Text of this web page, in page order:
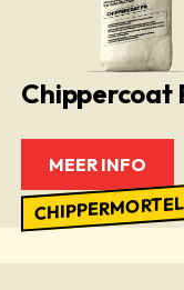
Chippercoat
MEER INFO
CHIPPERMORTEL